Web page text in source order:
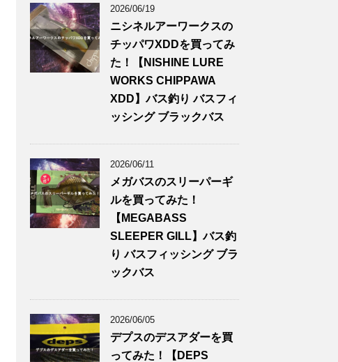
2026/06/19
ニシネルアーワークスの
チッパワXDDを買ってみ
た！【NISHINE LURE
WORKS CHIPPAWA
XDD】バス釣り バスフィ
ッシング ブラックバス
2026/06/11
メガバスのスリーパーギ
ルを買ってみた！
【MEGABASS
SLEEPER GILL】バス釣
り バスフィッシング ブラ
ックバス
2026/06/05
デプスのデスアダーを買
ってみた！【DEPS